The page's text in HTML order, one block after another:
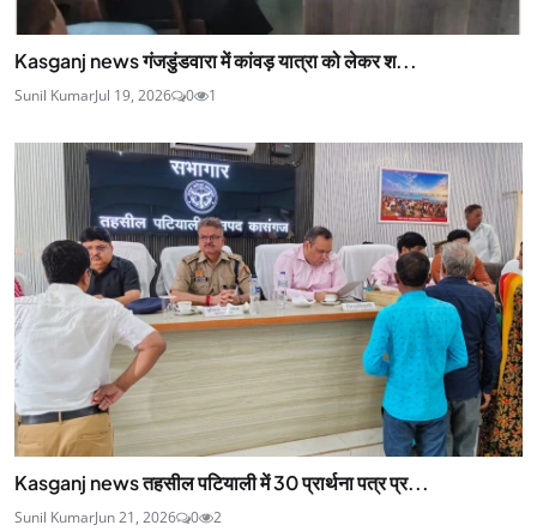
Kasganj news गंजडुंडवारा में कांवड़ यात्रा को लेकर श...
Sunil KumarJul 19, 2026 0 1
Kasganj news तहसील पटियाली में 30 प्रार्थना पत्र प्र...
Sunil KumarJun 21, 2026 0 2